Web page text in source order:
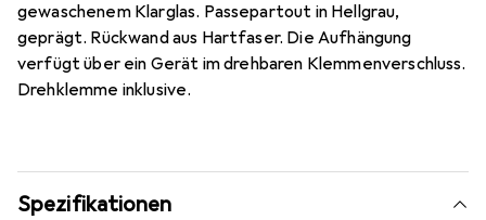
gewaschenem Klarglas. Passepartout in Hellgrau,
geprägt. Rückwand aus Hartfaser. Die Aufhängung
verfügt über ein Gerät im drehbaren Klemmenverschluss.
Drehklemme inklusive.
Spezifikationen